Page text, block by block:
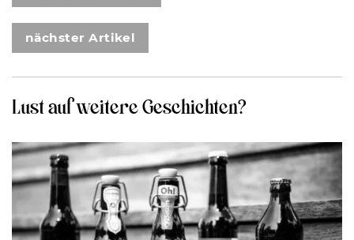
nächster Artikel
Lust auf weitere Geschichten?